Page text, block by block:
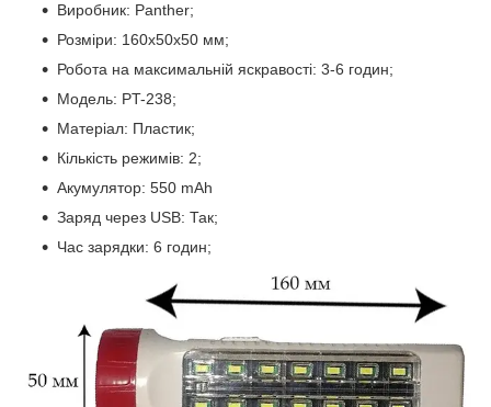
Виробник: Panther;
Розміри: 160х50х50 мм;
Робота на максимальній яскравості: 3-6 годин;
Модель: PT-238;
Матеріал: Пластик;
Кількість режимів: 2;
Акумулятор: 550 mAh
Заряд через USB: Так;
Час зарядки: 6 годин;